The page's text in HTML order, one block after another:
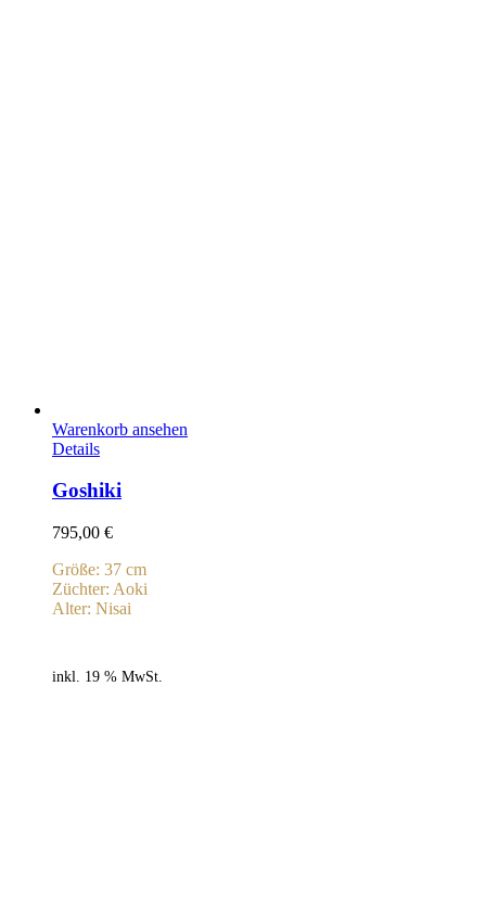
Warenkorb ansehen
Details
Goshiki
795,00 €
Größe: 37 cm
Züchter: Aoki
Alter: Nisai
inkl. 19 % MwSt.